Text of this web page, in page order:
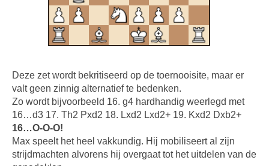
Deze zet wordt bekritiseerd op de toernooisite, maar er
valt geen zinnig alternatief te bedenken.
Zo wordt bijvoorbeeld 16. g4 hardhandig weerlegd met
16…d3 17. Th2 Pxd2 18. Lxd2 Lxd2+ 19. Kxd2 Dxb2+
16…O-O-O!
Max speelt het heel vakkundig. Hij mobiliseert al zijn
strijdmachten alvorens hij overgaat tot het uitdelen van de